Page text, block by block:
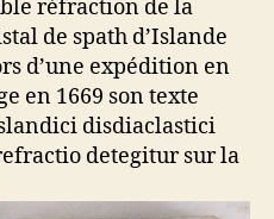
réfraction de la
de spath d’Islande
d’une expédition en
en 1669 son texte
disdiaclastici
detegitur sur la